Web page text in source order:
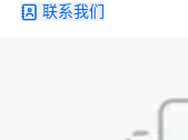
联系我们